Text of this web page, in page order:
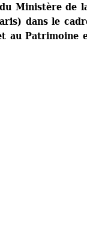
Ministère de
dans le
au Patrimoine